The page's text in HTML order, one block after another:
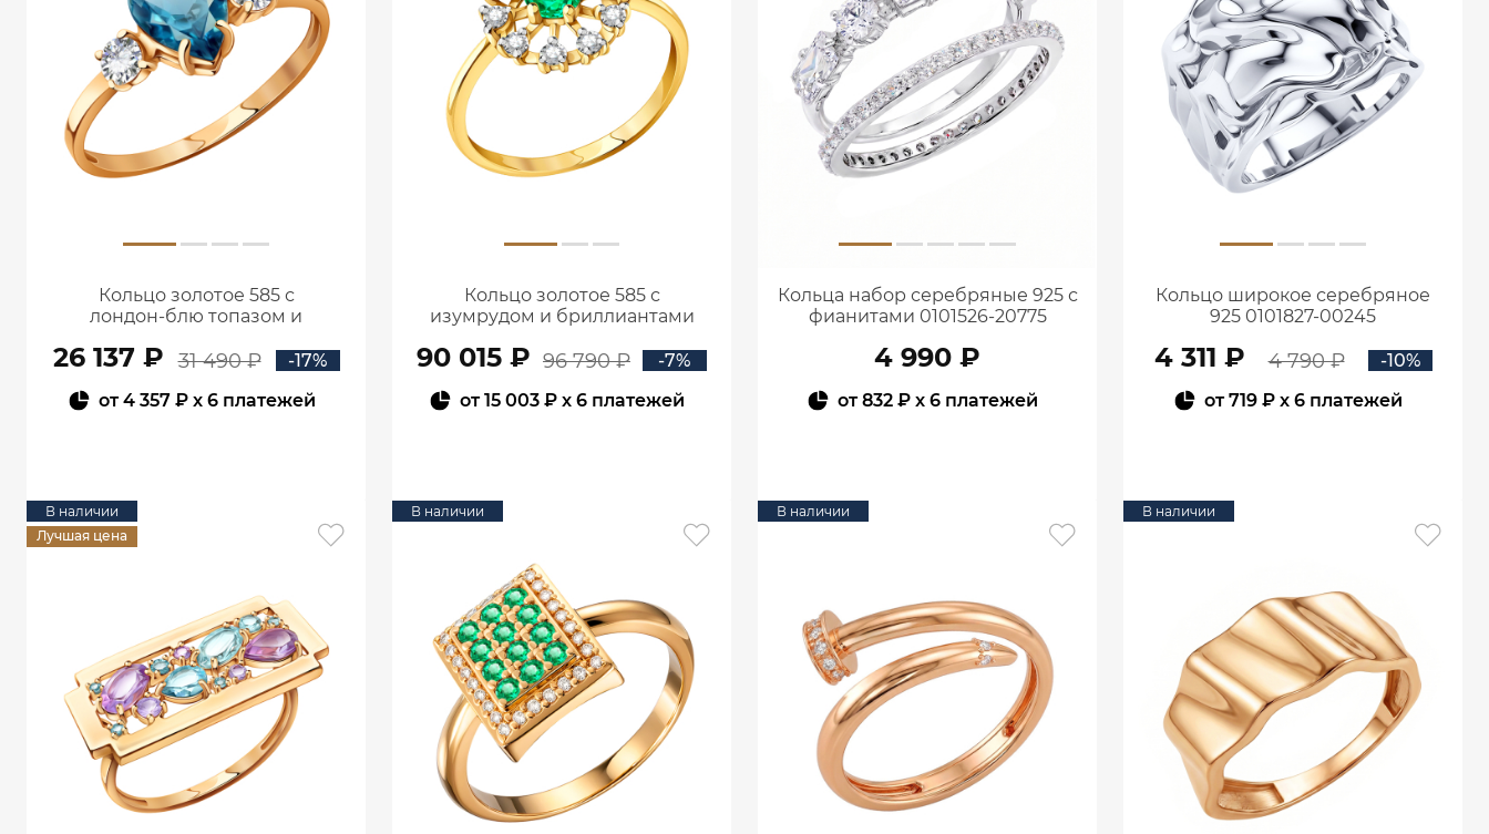
Кольцо золотое 585 с
лондон‑блю топазом и
26 137 ₽ 31 490 ₽
-17%
от4 357 ₽x 6 платежей
Кольцо золотое 585 с
изумрудом и бриллиантами
90 015 ₽ 96 790 ₽
-7%
от15 003 ₽ x 6 платежей
Кольца набор серебряные 925 с
фианитами 0101526-20775
4 990 ₽
от832 ₽ x 6 платежей
Кольцо широкое серебряное
925 0101827-00245
4 311 ₽ 4 790 ₽
-10%
от719 ₽ x 6 платежей
В наличии
Лучшая цена
В наличии В наличии В наличии